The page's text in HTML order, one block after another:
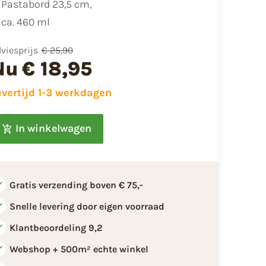
Pastabord 23,5 cm,
ca. 460 ml
€ 25,90
€ 18,95
1-3 werkdagen
In winkelwagen
Gratis verzending boven € 75,-
Snelle levering door eigen voorraad
Klantbeoordeling 9,2
Webshop + 500m² echte winkel